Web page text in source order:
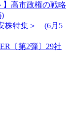
】高市政権の戦略
株特集＞ (6月5
〔第2弾〕29社